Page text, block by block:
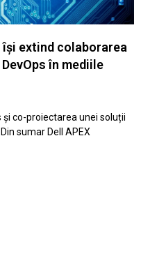
își extind colaborarea
în mediile
co-proiectarea unei soluții
sumar Dell APEX